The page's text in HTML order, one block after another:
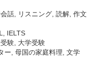
話, リスニング, 読解, 作文
IELTS
験, 大学受験
ー 母国の家庭料理 文学